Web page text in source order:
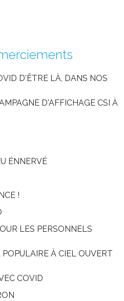
D'ÊTRE LÀ, DANS NOS
D'AFFICHAGE CSI À
ÉNNERVÉ
!
LES PERSONNELS
À CIEL OUVERT
COVID